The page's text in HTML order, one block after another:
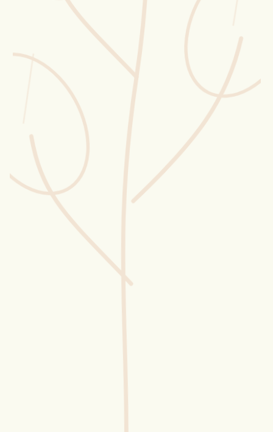
Gartenplaner
Challenges
Wusstest du?
Sammlungen
Selber machen